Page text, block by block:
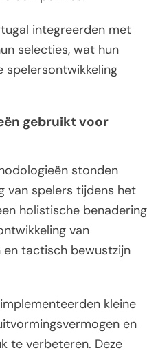
integreerden met
selecties, wat hun
spelersontwikkeling
gebruikt voor
stonden
van spelers tijdens het
holistische benadering
van
tactisch bewustzijn
kleine
en
te verbeteren. Deze